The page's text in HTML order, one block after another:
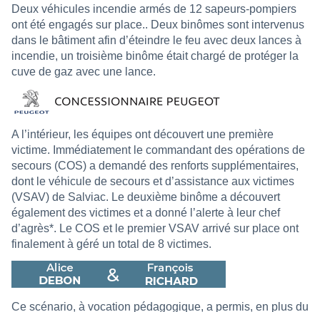
Deux véhicules incendie armés de 12 sapeurs-pompiers
ont été engagés sur place.. Deux binômes sont intervenus
dans le bâtiment afin d’éteindre le feu avec deux lances à
incendie, un troisième binôme était chargé de protéger la
cuve de gaz avec une lance.
A l’intérieur, les équipes ont découvert une première
victime. Immédiatement le commandant des opérations de
secours (COS) a demandé des renforts supplémentaires,
dont le véhicule de secours et d’assistance aux victimes
(VSAV) de Salviac. Le deuxième binôme a découvert
également des victimes et a donné l’alerte à leur chef
d’agrès*. Le COS et le premier VSAV arrivé sur place ont
finalement à géré un total de 8 victimes.
Ce scénario, à vocation pédagogique, a permis, en plus du